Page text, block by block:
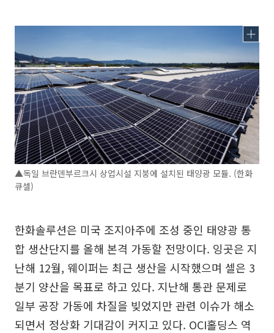
▲독일 브란덴부르크시 상업시설 지붕에 설치된 태양광 모듈. (한화
큐셀)
한화솔루션은 미국 조지아주에 조성 중인 태양광 통
합 생산단지를 올해 본격 가동할 전망이다. 잉곳은 지
난해 12월, 웨이퍼는 최근 생산을 시작했으며 셀은 3
분기 양산을 목표로 하고 있다. 지난해 통관 문제로
일부 공장 가동에 차질을 빚었지만 관련 이슈가 해소
되면서 정상화 기대감이 커지고 있다. OCI홀딩스 역